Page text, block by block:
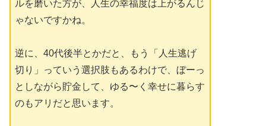
ルを磨いた方が、人生の幸福度は上がるんじ
ゃないですかね。
逆に、40代後半とかだと、もう「人生逃げ
切り」っていう選択肢もあるわけで、ぼーっ
としながら貯金して、ゆる〜く幸せに暮らす
のもアリだと思います。